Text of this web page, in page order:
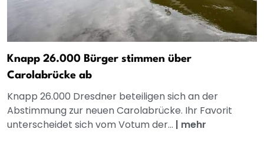
Knapp 26.000 Bürger stimmen über
Carolabrücke ab
Knapp 26.000 Dresdner beteiligen sich an der
Abstimmung zur neuen Carolabrücke. Ihr Favorit
unterscheidet sich vom Votum der... | mehr